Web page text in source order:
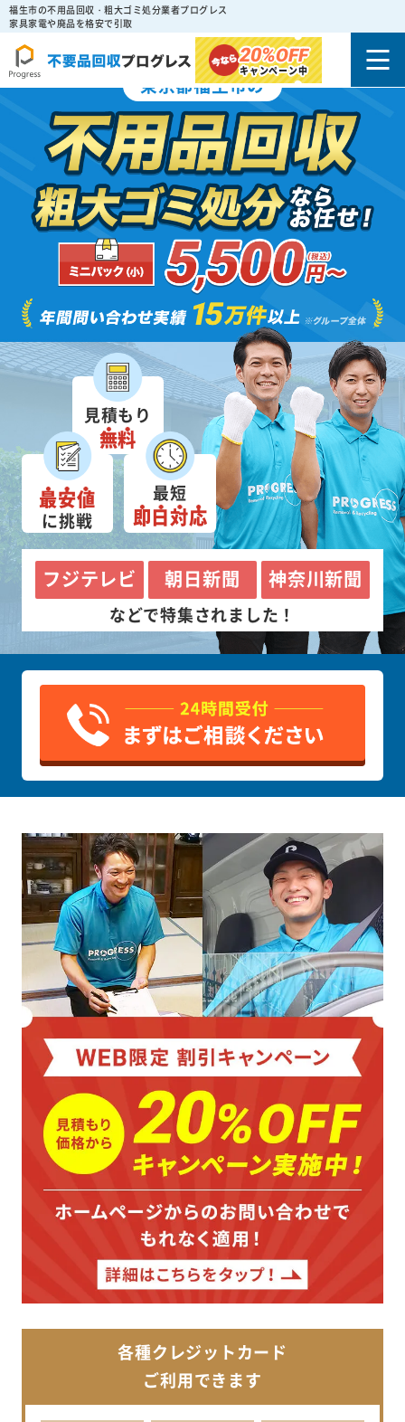
福生市の不用品回収・粗大ゴミ処分業者プログレス
家具家電や廃品を格安で引取
20%OFF
キャンペーン中
東京都福生市の
見積もり
無料
最安値
に挑戦
最短
即日対応
フジテレビ 朝日新聞 神奈川新聞
などで特集されました！
各種クレジットカード
ご利用できます